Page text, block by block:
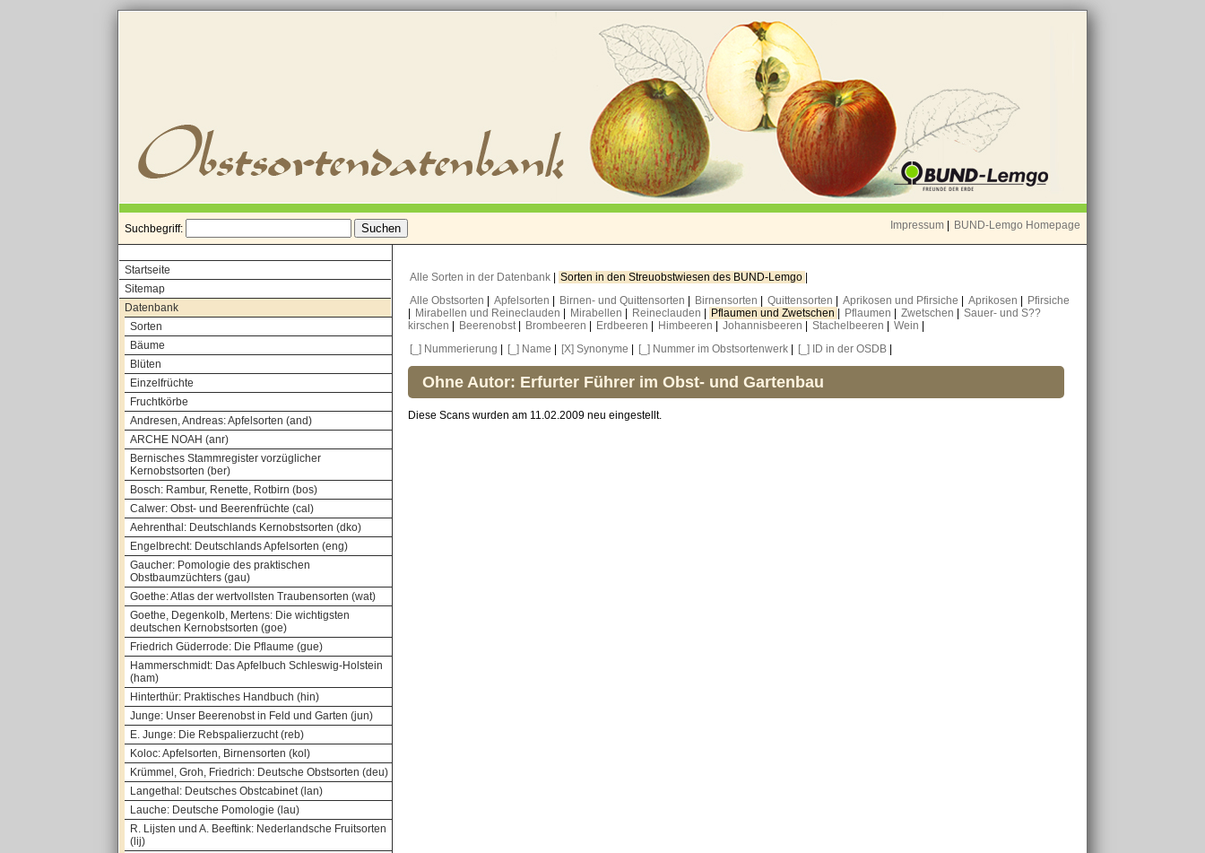
Suchbegriff: Impressum BUND-Lemgo Homepage
Startseite
Sitemap
Datenbank
Sorten
Bäume
Blüten
Einzelfrüchte
Fruchtkörbe
Andresen, Andreas: Apfelsorten (and)
ARCHE NOAH (anr)
Bernisches Stammregister vorzüglicher
Kernobstsorten (ber)
Bosch: Rambur, Renette, Rotbirn (bos)
Calwer: Obst- und Beerenfrüchte (cal)
Aehrenthal: Deutschlands Kernobstsorten (dko)
Engelbrecht: Deutschlands Apfelsorten (eng)
Gaucher: Pomologie des praktischen
Obstbaumzüchters (gau)
Goethe: Atlas der wertvollsten Traubensorten (wat)
Goethe, Degenkolb, Mertens: Die wichtigsten
deutschen Kernobstsorten (goe)
Friedrich Güderrode: Die Pflaume (gue)
Hammerschmidt: Das Apfelbuch Schleswig-Holstein
(ham)
Hinterthür: Praktisches Handbuch (hin)
Junge: Unser Beerenobst in Feld und Garten (jun)
E. Junge: Die Rebspalierzucht (reb)
Koloc: Apfelsorten, Birnensorten (kol)
Krümmel, Groh, Friedrich: Deutsche Obstsorten (deu)
Langethal: Deutsches Obstcabinet (lan)
Lauche: Deutsche Pomologie (lau)
R. Lijsten und A. Beeftink: Nederlandsche Fruitsorten
(lij)
Alle Sorten in der Datenbank Sorten in den Streuobstwiesen des BUND-Lemgo
Alle Obstsorten
Apfelsorten Birnen- und Quittensorten Birnensorten Quittensorten Aprikosen und Pfirsiche Aprikosen
Pfirsiche
Mirabellen und Reineclauden Mirabellen Reineclauden Pflaumen und Zwetschen Pflaumen Zwetschen
Sauer- und S??
kirschen
Beerenobst Brombeeren Erdbeeren Himbeeren Johannisbeeren Stachelbeeren Wein
[_] Nummerierung
[_] Name [X] Synonyme [_] Nummer im Obstsortenwerk [_] ID in der OSDB
Ohne Autor: Erfurter Führer im Obst- und Gartenbau
Diese Scans wurden am 11.02.2009 neu eingestellt.